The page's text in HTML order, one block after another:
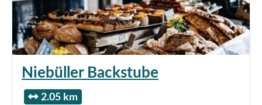
Niebüller Backstube
2.05 km